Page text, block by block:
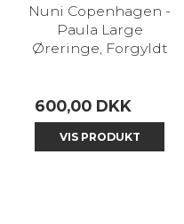
Nuni Copenhagen -
Paula Large
Øreringe, Forgyldt
600,00 DKK
VIS PRODUKT